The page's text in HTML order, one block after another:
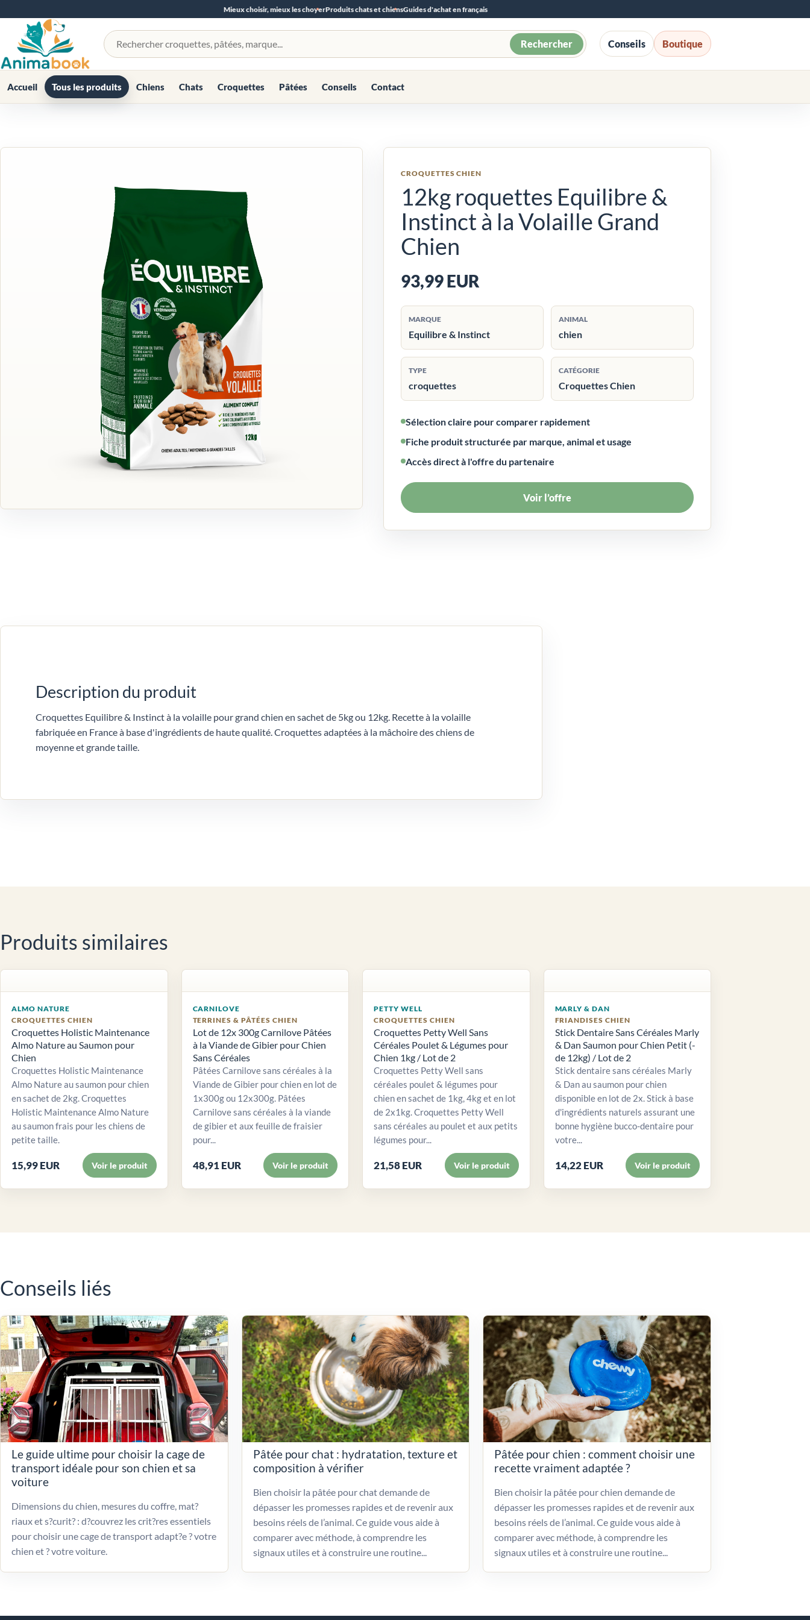
Mieux choisir, mieux les choyerProduits chats et chiensGuides d'achat en français
Rechercher un produit Rechercher Conseils Boutique
Accueil Tous les produits Chiens Chats Croquettes Pâtées Conseils Contact
CROQUETTES CHIEN
12kg roquettes Equilibre &
Instinct à la Volaille Grand
Chien
93,99 EUR
MARQUE
Equilibre & Instinct
ANIMAL
chien
TYPE
croquettes
CATÉGORIE
Croquettes Chien
Sélection claire pour comparer rapidement
Fiche produit structurée par marque, animal et usage
Accès direct à l'offre du partenaire
Voir l’offre
Description du produit
Croquettes Equilibre & Instinct à la volaille pour grand chien en sachet de 5kg ou 12kg. Recette à la volaille
fabriquée en France à base d'ingrédients de haute qualité. Croquettes adaptées à la mâchoire des chiens de
moyenne et grande taille.
Produits similaires
ALMO NATURE
CROQUETTES CHIEN
Croquettes Holistic Maintenance
Almo Nature au Saumon pour
Chien
Croquettes Holistic Maintenance
Almo Nature au saumon pour chien
en sachet de 2kg. Croquettes
Holistic Maintenance Almo Nature
au saumon frais pour les chiens de
petite taille.
15,99 EUR Voir le produit
CARNILOVE
TERRINES & PÂTÉES CHIEN
Lot de 12x 300g Carnilove Pâtées
à la Viande de Gibier pour Chien
Sans Céréales
Pâtées Carnilove sans céréales à la
Viande de Gibier pour chien en lot de
1x300g ou 12x300g. Pâtées
Carnilove sans céréales à la viande
de gibier et aux feuille de fraisier
pour...
48,91 EUR Voir le produit
PETTY WELL
CROQUETTES CHIEN
Croquettes Petty Well Sans
Céréales Poulet & Légumes pour
Chien 1kg / Lot de 2
Croquettes Petty Well sans
céréales poulet & légumes pour
chien en sachet de 1kg, 4kg et en lot
de 2x1kg. Croquettes Petty Well
sans céréales au poulet et aux petits
légumes pour...
21,58 EUR Voir le produit
MARLY & DAN
FRIANDISES CHIEN
Stick Dentaire Sans Céréales Marly
& Dan Saumon pour Chien Petit (-
de 12kg) / Lot de 2
Stick dentaire sans céréales Marly
& Dan au saumon pour chien
disponible en lot de 2x. Stick à base
d'ingrédients naturels assurant une
bonne hygiène bucco-dentaire pour
votre...
14,22 EUR Voir le produit
Conseils liés
Le guide ultime pour choisir la cage de
transport idéale pour son chien et sa
voiture
Dimensions du chien, mesures du coffre, mat?
riaux et s?curit? : d?couvrez les crit?res essentiels
pour choisir une cage de transport adapt?e ? votre
chien et ? votre voiture.
Pâtée pour chat : hydratation, texture et
composition à vérifier
Bien choisir la pâtée pour chat demande de
dépasser les promesses rapides et de revenir aux
besoins réels de l’animal. Ce guide vous aide à
comparer avec méthode, à comprendre les
signaux utiles et à construire une routine...
Pâtée pour chien : comment choisir une
recette vraiment adaptée ?
Bien choisir la pâtée pour chien demande de
dépasser les promesses rapides et de revenir aux
besoins réels de l’animal. Ce guide vous aide à
comparer avec méthode, à comprendre les
signaux utiles et à construire une routine...